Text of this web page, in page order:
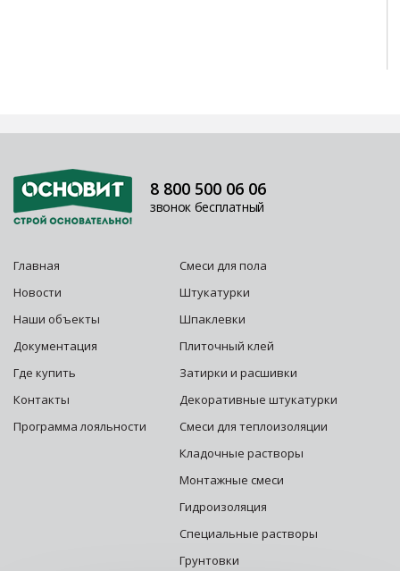
Главная
Новости
Наши объекты
Документация
Где купить
Контакты
Программа лояльности
Смеси для пола
Штукатурки
Шпаклевки
Плиточный клей
Затирки и расшивки
Декоративные штукатурки
Смеси для теплоизоляции
Кладочные растворы
Монтажные смеси
Гидроизоляция
Специальные растворы
Грунтовки
8 800 500 06 06
звонок бесплатный